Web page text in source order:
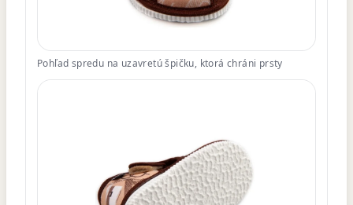
Pohľad spredu na uzavretú špičku, ktorá chráni prsty